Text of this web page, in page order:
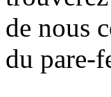
de nous
du pare-